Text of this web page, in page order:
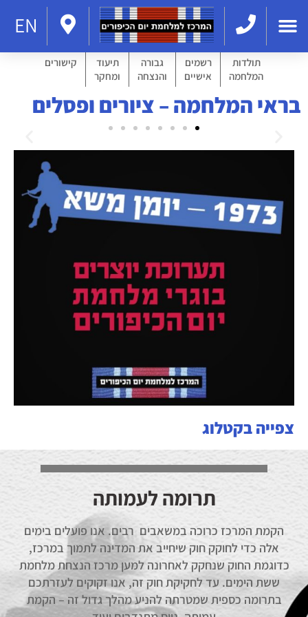
EN
תולדות
המלחמה
רשמים
אישיים
גבורה
והנצחה
תיעוד
ומחקר
קישורים
בראי המלחמה – ציורים ופסלים
צפייה בקטלוג
תרומה לעמותה
הקמת המרכז כרוכה במשאבים רבים. אנו פועלים בימים
אלה כדי לחוקק חוק שיחייב את המדינה לתמוך במרכז,
כדוגמת החוק שנחקק לאחרונה למען מרכז הנצחת מלחמת
ששת הימים. עד לחקיקת חוק זה, אנו זקוקים לעזרתכם
בתרומה כספית שמטרתה להניע מהלך גדול זה – הקמת